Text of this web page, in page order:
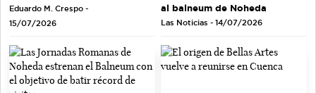
Eduardo M. Crespo -
15/07/2026
al balneum de Noheda
Las Noticias - 14/07/2026